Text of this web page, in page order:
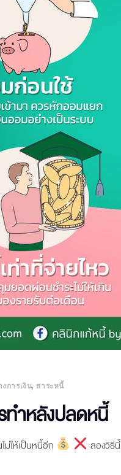
การเงิน, สาระหนี้
ำหลังปลดหนี้
ม่ให้เป็นหนี้อีก ลองวิธี